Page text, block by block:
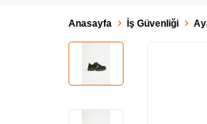
Anasayfa İş Güvenliği